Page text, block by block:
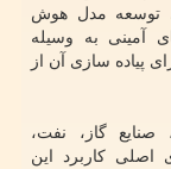
توسعه مدل هوش
آمینی به وسیله
پیاده سازی آن از
صنایع گاز، نفت،
اصلی کاربرد این